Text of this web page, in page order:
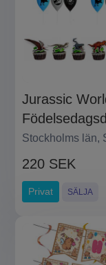
Jurassic
Set
Stockholms län,
220 SEK
Privat SÄLJA